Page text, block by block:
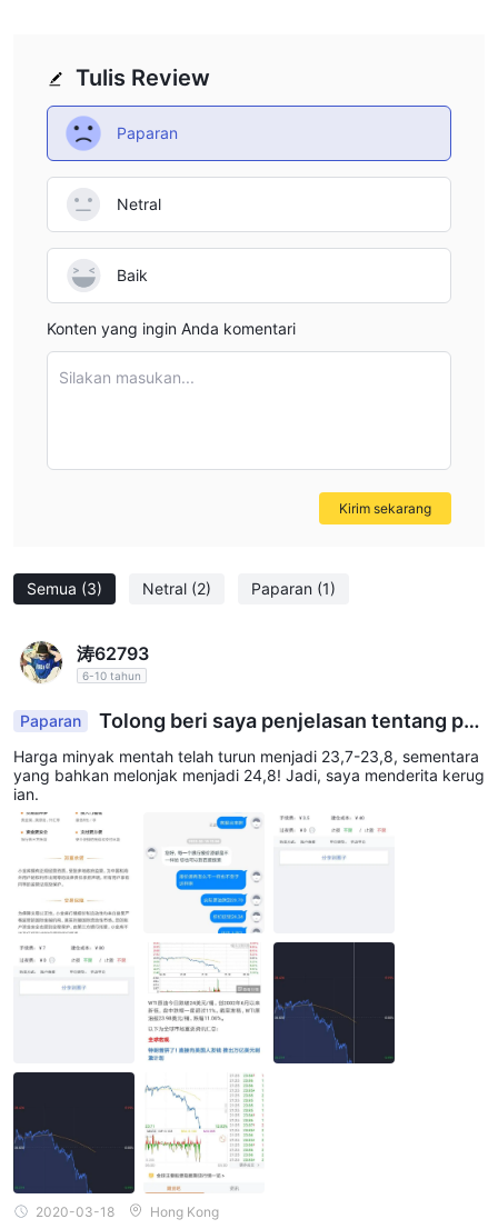
Mastercard, Skrill, Paypal, Neteller, Sofort.
Semua (3) Netral (2) Paparan (1)
涛62793
6-10 tahun
Paparan
Tolong beri saya penjelasan tentang pe
nyebaran 0,7 pip pada minyak mentah?
Harga minyak mentah telah turun menjadi 23,7-23,8, sementara
yang bahkan melonjak menjadi 24,8! Jadi, saya menderita kerug
ian.
2020-03-18 Hong Kong
Tulis Review
Paparan
Netral
Baik
Konten yang ingin Anda komentari
Silakan masukan...
Kirim sekarang